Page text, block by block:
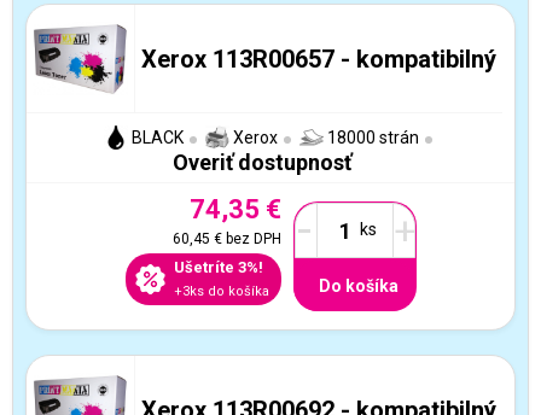
Xerox 113R00657 - kompatibilný
BLACK Xerox 18000 strán
Overiť dostupnosť
74,35 €
60,45 €bez DPH
Ušetríte 3%!
+3ks do košíka
- +
Do košíka